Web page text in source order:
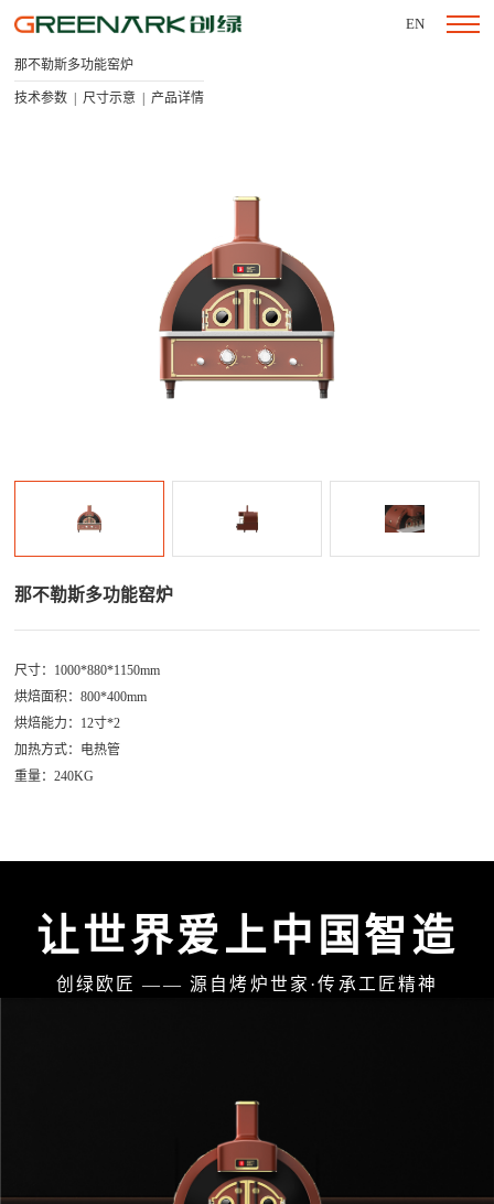
EN
那不勒斯多功能窑炉
技术参数 尺寸示意 产品详情
那不勒斯多功能窑炉
尺寸：1000*880*1150mm
烘焙面积：800*400mm
烘焙能力：12寸*2
加热方式：电热管
重量：240KG